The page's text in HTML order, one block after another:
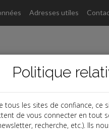
Adresses utiles
Politique
tous les sites de confiance, ce
de vous connecter en tout
recherche, etc.). Ils